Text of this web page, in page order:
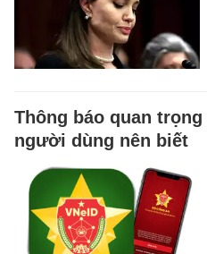
Thông báo quan trọng
người dùng nên biết